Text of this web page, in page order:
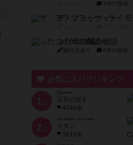
1件の投稿
ザ・フラッフィー・ラ
ふたつの城の物語
紹介文あり 6件の投稿
お気に入りランキング
1 位
宝石の煌き
4040名
2 位
Die Siedler von Catan
カタン
3616名